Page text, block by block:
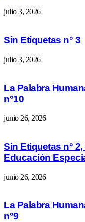
julio 3, 2026
Sin Etiquetas n° 3
julio 3, 2026
La Palabra
n°10
junio 26, 2026
Sin Etiquetas n°
Educación
junio 26, 2026
La Palabra
n°9